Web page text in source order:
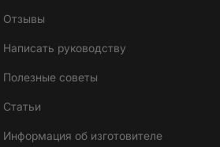
Отзывы
Написать руководству
Полезные советы
Статьи
Информация об изготовителе